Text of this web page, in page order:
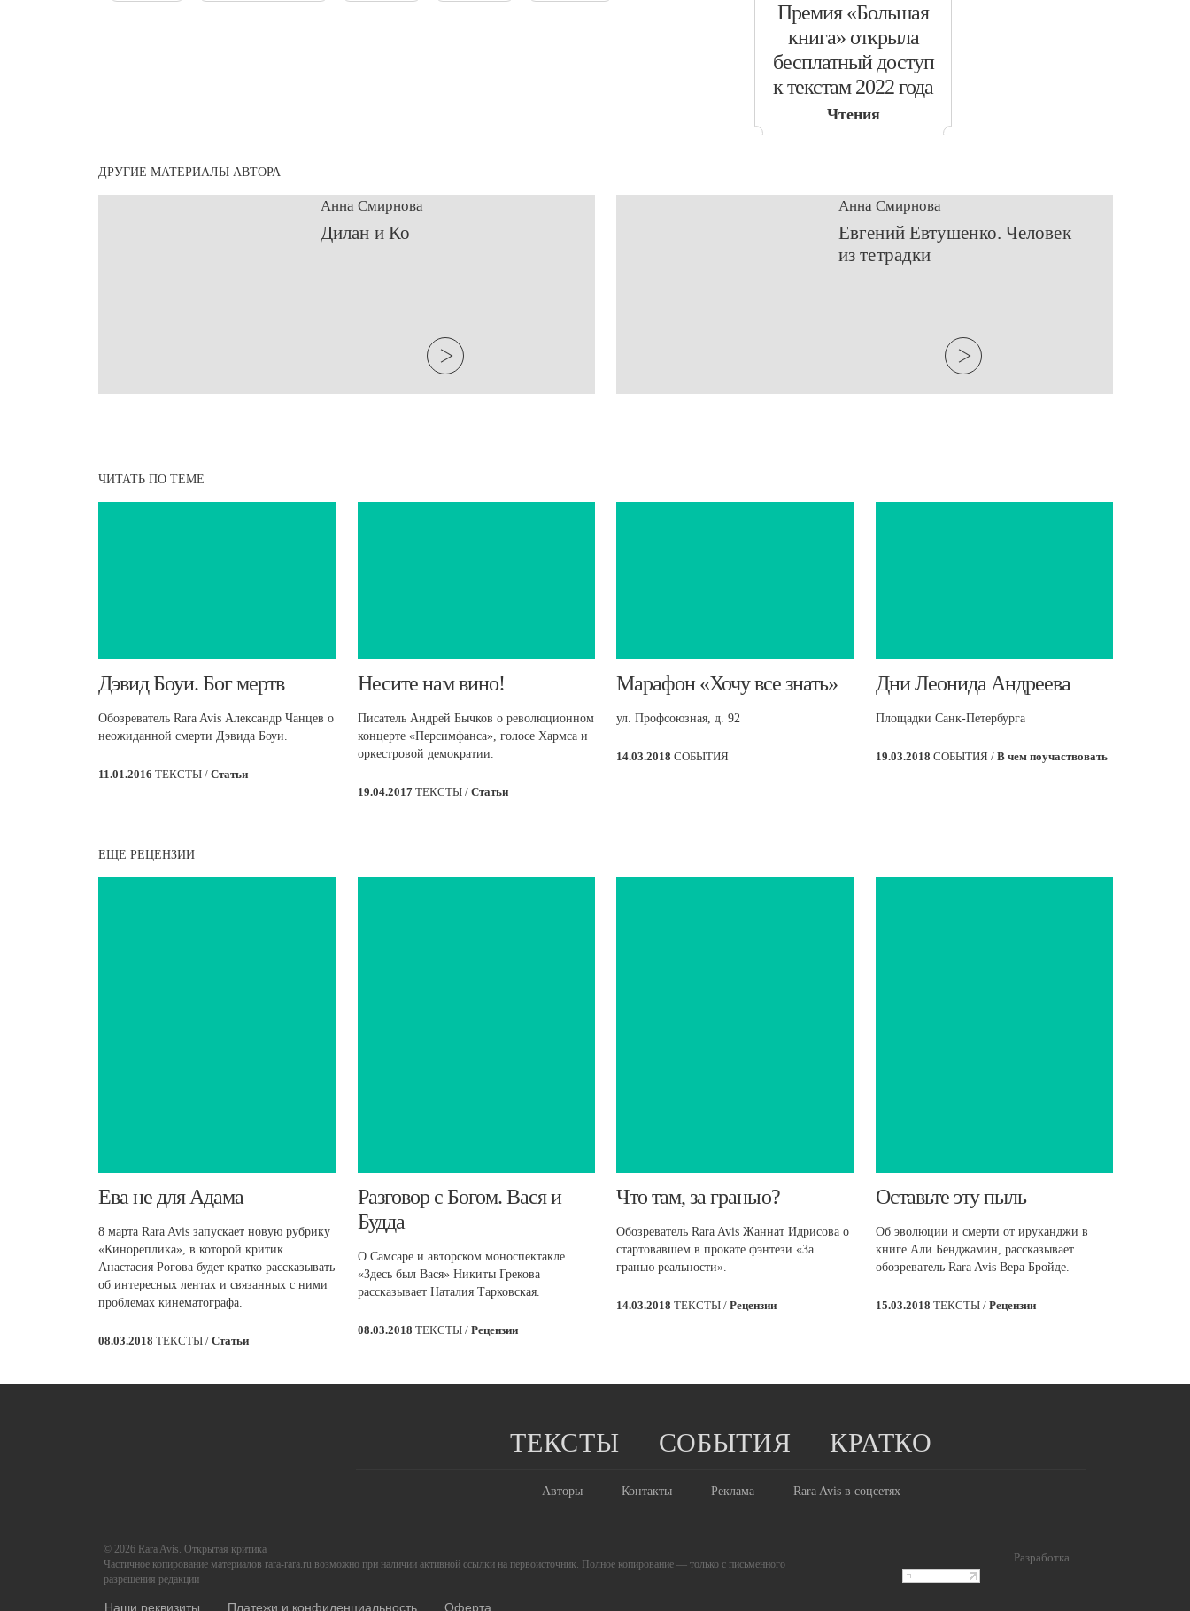
​Премия «Большая
книга» открыла
бесплатный доступ
к текстам 2022 года
Чтения
ДРУГИЕ МАТЕРИАЛЫ АВТОРА
Анна Смирнова
​Дилан и Ко
Анна Смирнова
Евгений Евтушенко. Человек
из тетрадки
ЧИТАТЬ ПО ТЕМЕ
Дэвид Боуи. Бог мертв
Обозреватель Rara Avis Александр Чанцев о
неожиданной смерти Дэвида Боуи.
11.01.2016 ТЕКСТЫ / Статьи
​Несите нам вино!
Писатель Андрей Бычков о революционном
концерте «Персимфанса», голосе Хармса и
оркестровой демократии.
19.04.2017 ТЕКСТЫ / Статьи
​Марафон «Хочу все знать»
ул. Профсоюзная, д. 92
14.03.2018 СОБЫТИЯ
​Дни Леонида Андреева
Площадки Санк-Петербурга
19.03.2018 СОБЫТИЯ / В чем поучаствовать
ЕЩЕ РЕЦЕНЗИИ
Ева не для Адама
8 марта Rara Avis запускает новую рубрику
«Кинореплика», в которой критик
Анастасия Рогова будет кратко рассказывать
об интересных лентах и связанных с ними
проблемах кинематографа.
08.03.2018 ТЕКСТЫ / Статьи
​Разговор с Богом. Вася и
Будда
О Самсаре и авторском моноспектакле
«Здесь был Вася» Никиты Грекова
рассказывает Наталия Тарковская.
08.03.2018 ТЕКСТЫ / Рецензии
​Что там, за гранью?
Обозреватель Rara Avis Жаннат Идрисова о
стартовавшем в прокате фэнтези «За
гранью реальности».
14.03.2018 ТЕКСТЫ / Рецензии
​Оставьте эту пыль
Об эволюции и смерти от ируканджи в
книге Али Бенджамин, рассказывает
обозреватель Rara Avis Вера Бройде.
15.03.2018 ТЕКСТЫ / Рецензии
ТЕКСТЫ СОБЫТИЯ КРАТКО
Авторы Контакты Реклама Rara Avis в соцсетях
Разработка
© 2026 Rara Avis. Открытая критика
Частичное копирование материалов rara-rara.ru возможно при наличии активной ссылки на первоисточник. Полное копирование — только с письменного
разрешения редакции
Наши реквизиты Платежи и конфиденциальность Оферта